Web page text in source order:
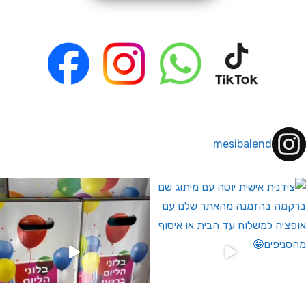
mesibalend
לחברי מועדון ומצטרפים חדשים🤍